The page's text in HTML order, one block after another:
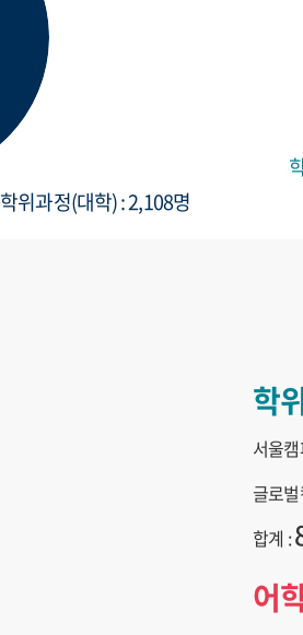
학위과정(대학) : 2,108명
학
서울
글로
합계 :
어